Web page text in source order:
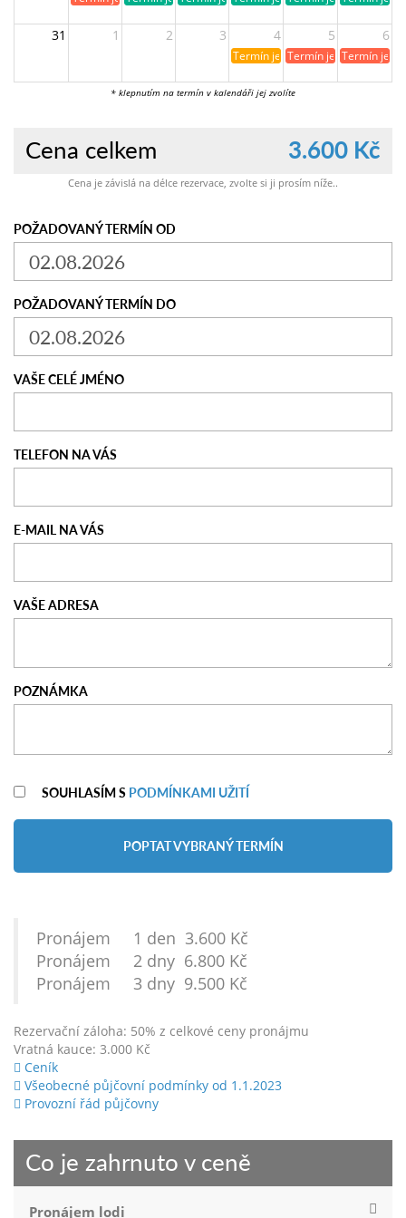
31 1 2 3 4 5 6
Termín je již rezervován
Termín je již obsazen
Termín je již
* klepnutím na termín v kalendáři jej zvolíte
Cena celkem 3.600 Kč
Cena je závislá na délce rezervace, zvolte si ji prosím níže..
POŽADOVANÝ TERMÍN OD
POŽADOVANÝ TERMÍN DO
VAŠE CELÉ JMÉNO
TELEFON NA VÁS
E-MAIL NA VÁS
VAŠE ADRESA
POZNÁMKA
SOUHLASÍM S PODMÍNKAMI UŽITÍ
POPTAT VYBRANÝ TERMÍN
Pronájem 1 den 3.600 Kč
Pronájem 2 dny 6.800 Kč
Pronájem 3 dny 9.500 Kč
Rezervační záloha: 50% z celkové ceny pronájmu
Vratná kauce: 3.000 Kč
Ceník
Všeobecné půjčovní podmínky od 1.1.2023
Provozní řád půjčovny
Co je zahrnuto v ceně
Pronájem lodi